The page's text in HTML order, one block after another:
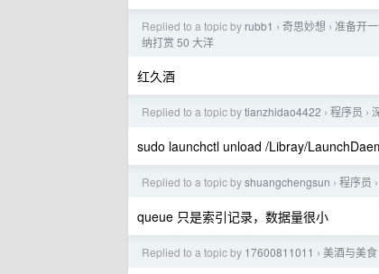
Replied to a topic by rubb1 › 奇思妙想 › 准备开
纳打赏 50 大洋
红久酒
Replied to a topic bytianzhidao4422 › 程序员 ›
sudo launchctl unload /Libray/
Replied to a topic byshuangchengsun › 程序员 ›
queue 只是索引记录，数据量很小
Replied to a topic by 17600811011 › 美酒与美食